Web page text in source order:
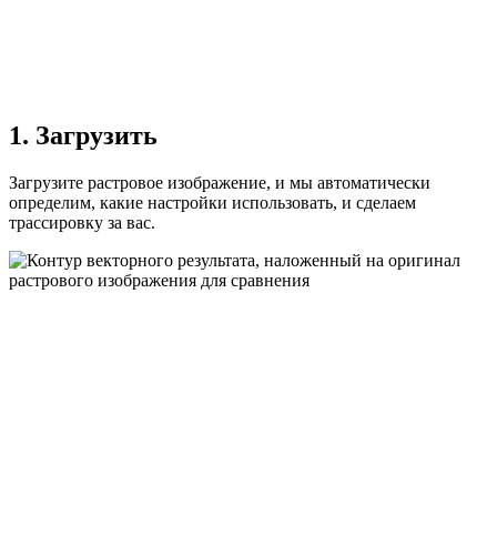
1. Загрузить
Загрузите растровое изображение, и мы автоматически
определим, какие настройки использовать, и сделаем
трассировку за вас.